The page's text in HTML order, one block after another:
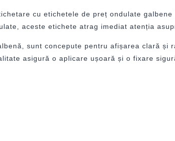
cu etichetele de preț ondulate
aceste etichete atrag imediat atenția
sunt concepute pentru afișarea clară
asigură o aplicare ușoară și o fixare